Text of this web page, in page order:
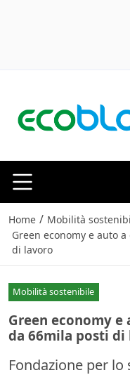
Home / Mobilità
Green economy e auto
di lavoro
Mobilità sostenibile
Green economy e
da 66mila posti di
Fondazione per